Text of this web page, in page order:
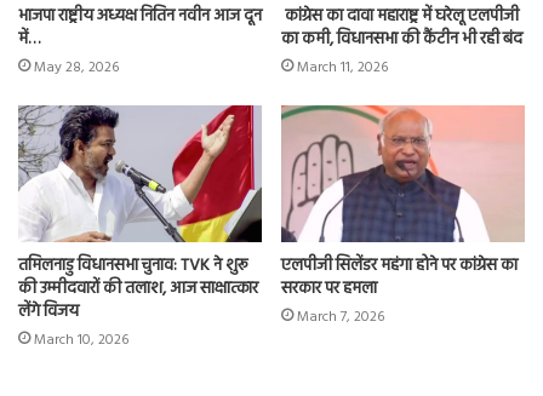
भाजपा राष्ट्रीय अध्यक्ष नितिन नवीन आज दून
में…
May 28, 2026
कांग्रेस का दावा महाराष्ट्र में घरेलू एलपीजी
का कमी, विधानसभा की कैंटीन भी रही बंद
March 11, 2026
तमिलनाडु विधानसभा चुनाव: TVK ने शुरू
की उम्मीदवारों की तलाश, आज साक्षात्कार
लेंगे विजय
March 10, 2026
एलपीजी सिलेंडर महंगा होने पर कांग्रेस का
सरकार पर हमला
March 7, 2026